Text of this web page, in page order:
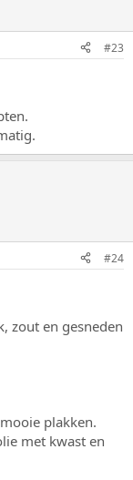
#23
#24
zout en gesneden
plakken.
met kwast en